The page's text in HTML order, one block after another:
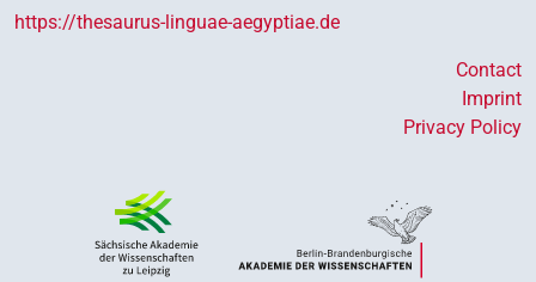
https://thesaurus-linguae-aegyptiae.de
Contact
Imprint
Privacy Policy